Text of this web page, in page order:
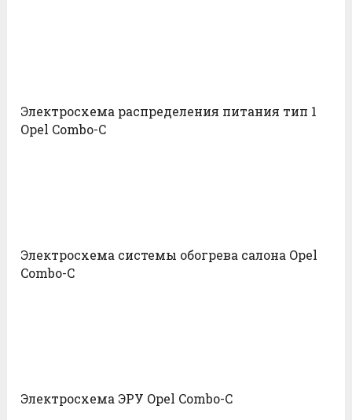
Электросхема распределения питания тип 1
Opel Combo-С
Электросхема системы обогрева салона Opel
Combo-С
Электросхема ЭРУ Opel Combo-С